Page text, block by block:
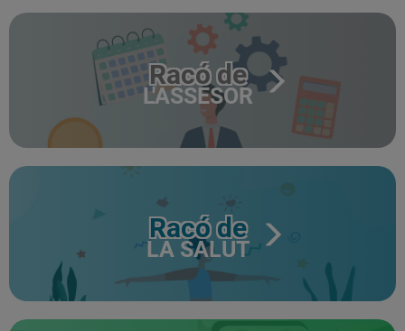
Racó de
L'ASSESOR
Racó de
LA SALUT